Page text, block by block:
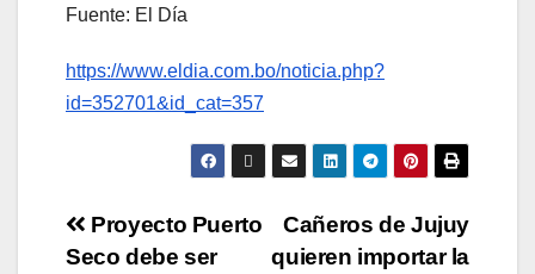
Fuente: El Día
https://www.eldia.com.bo/noticia.php?
id=352701&id_cat=357
Cañeros de Jujuy
quieren importar la
Proyecto Puerto
Seco debe ser